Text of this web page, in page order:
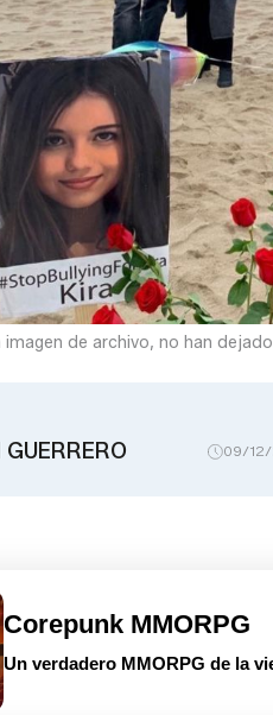
imagen de archivo, no han
GUERRERO 09/
Corepunk MMORPG
Un verdadero MMORPG de la